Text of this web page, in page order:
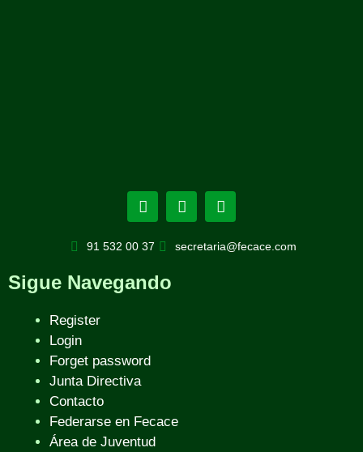
91 532 00 37 secretaria@fecace.com
Sigue Navegando
Register
Login
Forget password
Junta Directiva
Contacto
Federarse en Fecace
Área de Juventud